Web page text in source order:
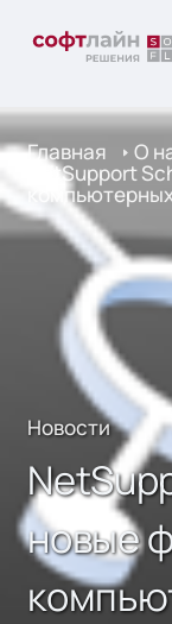
Главная О
NetSupport
Новости
новые